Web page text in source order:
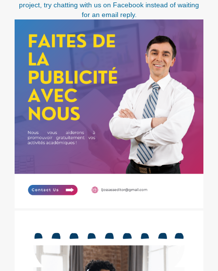
project, try chatting with us on Facebook instead of waiting
for an email reply.